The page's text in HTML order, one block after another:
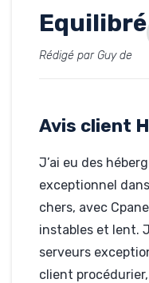
Equilibré
Rédigé par Guy de
gddserver.com
Avis client
J’ai eu des
exceptionnel
chers, avec
instables et lent.
serveurs
client